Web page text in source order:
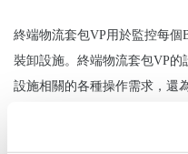
終端物流套包VP用於監控每
裝卸設施。終端物流套包VP
設施相關的各種操作需求，還
配終端的質量管理、庫存管理
公司將全權負責11個碼頭的